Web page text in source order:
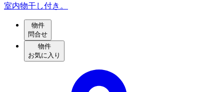
室内物干し付き。
物件
問合せ
物件
お気に入り